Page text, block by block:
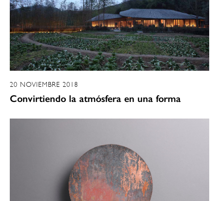
20 NOVIEMBRE 2018
Convirtiendo la atmósfera en una forma